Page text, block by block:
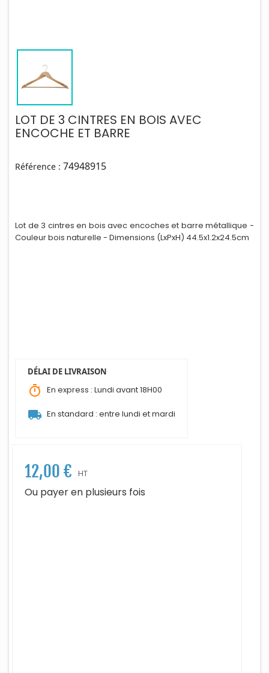
LOT DE 3 CINTRES EN BOIS AVEC
ENCOCHE ET BARRE
Référence : 74948915
Lot de 3 cintres en bois avec encoches et barre métallique -
Couleur bois naturelle - Dimensions (LxPxH) 44.5x1.2x24.5cm
DÉLAI DE LIVRAISON
timer En express : Lundi avant 18H00
local_shipping En standard : entre lundi et mardi
12,00 € HT
Ou payer en plusieurs fois